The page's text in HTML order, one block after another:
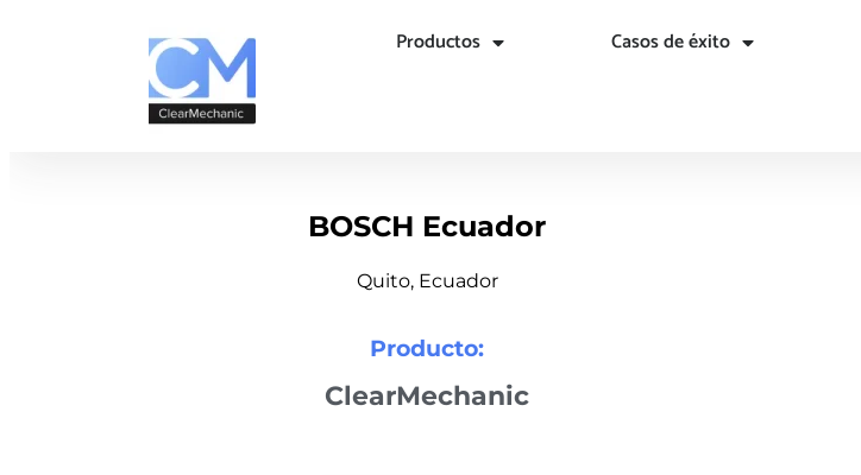
Productos Casos de éxito
BOSCH Ecuador
Quito, Ecuador
Producto:
ClearMechanic